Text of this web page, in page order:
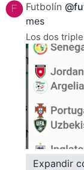
Futbolín
mes
Los dos
Expandir